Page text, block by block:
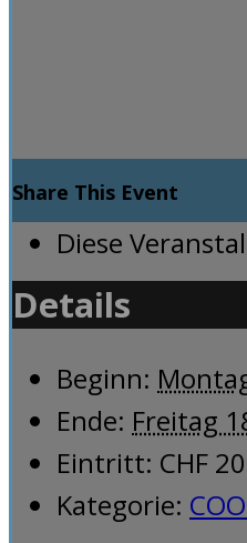
Share This Event
Diese
Details
Beginn:
Ende: Freitag
Eintritt: CHF
Kategorie: